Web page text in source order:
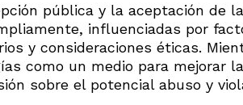
pública y la aceptación de
influenciadas por
y consideraciones éticas.
como un medio para mejorar
sobre el potencial abuso y